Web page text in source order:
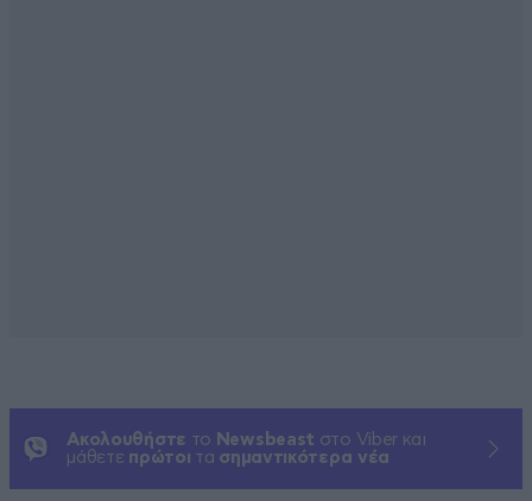
Ακολουθήστε το Newsbeast στο Viber και
μάθετε πρώτοι τα σημαντικότερα νέα